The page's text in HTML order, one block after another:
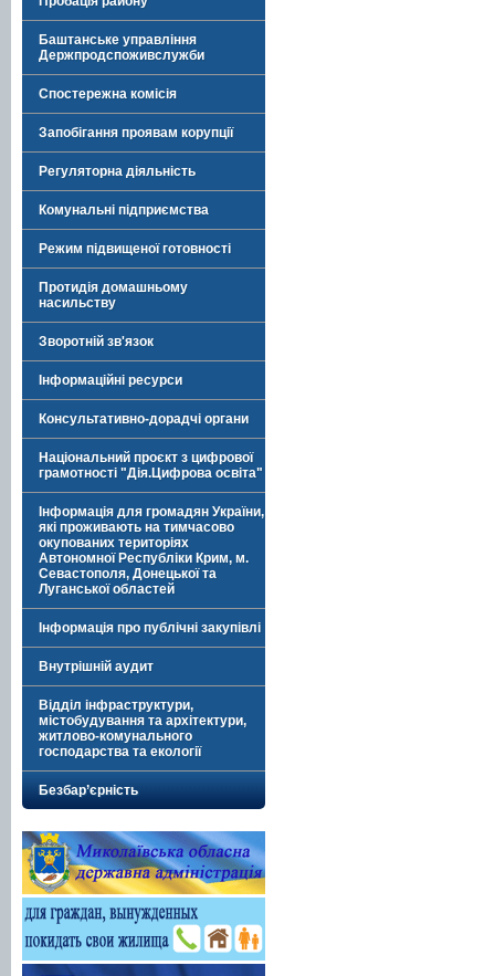
Баштанське управління
Держпродспоживслужби
Спостережна комісія
Запобігання проявам корупції
Регуляторна діяльність
Комунальні підприємства
Режим підвищеної готовності
Протидія домашньому
насильству
Зворотній зв'язок
Інформаційні ресурси
Консультативно-дорадчі органи
Національний проєкт з цифрової
грамотності "Дія.Цифрова освіта"
Інформація для громадян України,
які проживають на тимчасово
окупованих територіях
Автономної Республіки Крим, м.
Севастополя, Донецької та
Луганської областей
Інформація про публічні закупівлі
Внутрішній аудит
Відділ інфраструктури,
містобудування та архітектури,
житлово-комунального
господарства та екології
Безбар’єрність